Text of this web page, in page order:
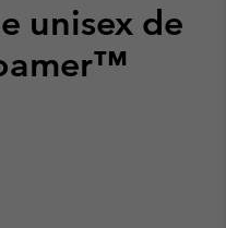
unisex de